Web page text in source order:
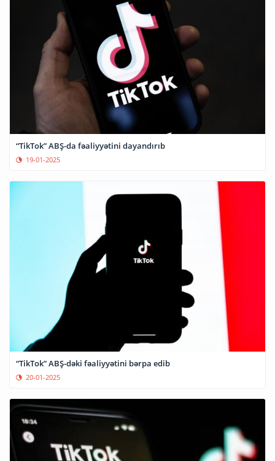
“TikTok” ABŞ-da fəaliyyətini dayandırıb
19-01-2025
“TikTok” ABŞ-dəki fəaliyyətini bərpa edib
20-01-2025